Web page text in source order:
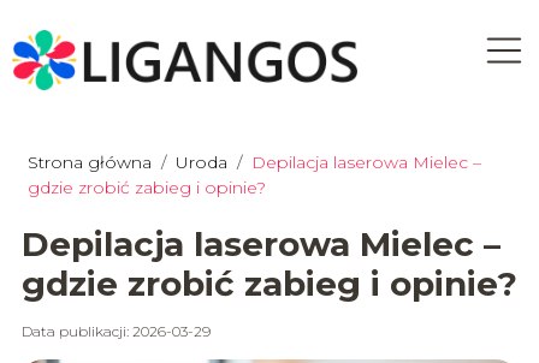
Strona główna / Uroda / Depilacja laserowa Mielec –
gdzie zrobić zabieg i opinie?
Depilacja laserowa Mielec –
gdzie zrobić zabieg i opinie?
Data publikacji: 2026-03-29